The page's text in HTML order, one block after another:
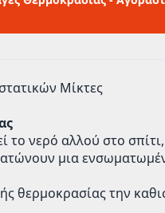
Μίκτες
το νερό αλλού στο
μια
θερμοκρασίας την